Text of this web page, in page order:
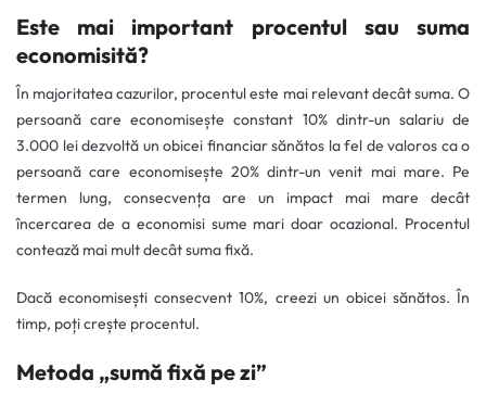
Este mai important procentul sau suma
economisită?
În majoritatea cazurilor, procentul este mai relevant decât suma. O
persoană care economisește constant 10% dintr-un salariu de
3.000 lei dezvoltă un obicei financiar sănătos la fel de valoros ca o
persoană care economisește 20% dintr-un venit mai mare. Pe
termen lung, consecvența are un impact mai mare decât
încercarea de a economisi sume mari doar ocazional. Procentul
contează mai mult decât suma fixă.
Dacă economisești consecvent 10%, creezi un obicei sănătos. În
timp, poți crește procentul.
Metoda „sumă fixă pe zi”